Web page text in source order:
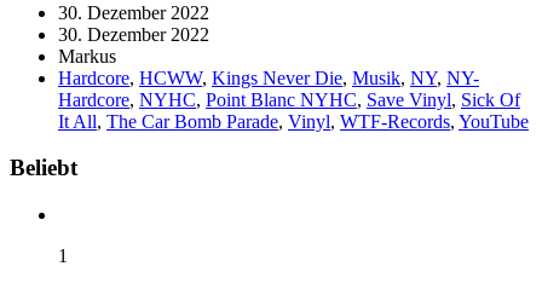
30. Dezember 2022
30. Dezember 2022
Markus
Hardcore, HCWW, Kings Never Die, Musik, NY, NY-
Hardcore, NYHC, Point Blanc NYHC, Save Vinyl, Sick Of
It All, The Car Bomb Parade, Vinyl, WTF-Records, YouTube
Widgets
Beliebt
1